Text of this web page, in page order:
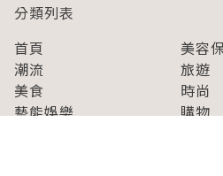
分類列表
首頁
美容
潮流
旅遊
美食
時尚
藝能娛樂
購物